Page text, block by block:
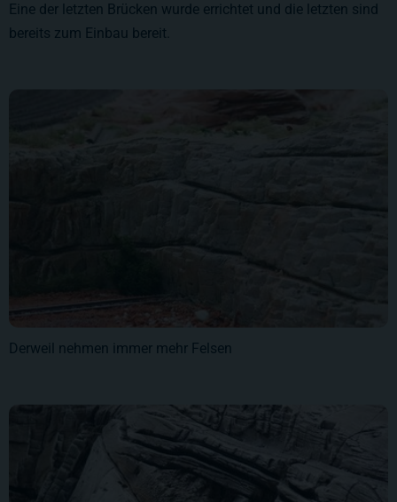
Eine der letzten Brücken wurde errichtet und die letzten sind
bereits zum Einbau bereit.
Derweil nehmen immer mehr Felsen